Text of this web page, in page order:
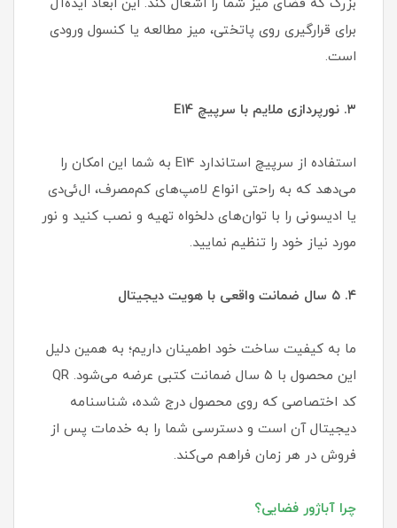
برای قرارگیری روی پاتختی، میز مطالعه یا کنسول ورودی
است.
۳. نورپردازی ملایم با سرپیچ E14
استفاده از سرپیچ استاندارد E14 به شما این امکان را
می‌دهد که به راحتی انواع لامپ‌های کم‌مصرف، ال‌ئی‌دی
یا ادیسونی را با توان‌های دلخواه تهیه و نصب کنید و نور
مورد نیاز خود را تنظیم نمایید.
۴. ۵ سال ضمانت واقعی با هویت دیجیتال
ما به کیفیت ساخت خود اطمینان داریم؛ به همین دلیل
این محصول با ۵ سال ضمانت کتبی عرضه می‌شود. QR
کد اختصاصی که روی محصول درج شده، شناسنامه
دیجیتال آن است و دسترسی شما را به خدمات پس از
فروش در هر زمان فراهم می‌کند.
چرا آباژور فضایی؟